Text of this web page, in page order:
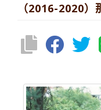
（2016-2020